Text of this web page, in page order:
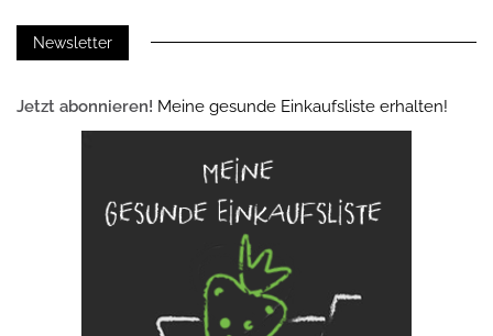
Newsletter
Jetzt abonnieren! Meine gesunde Einkaufsliste erhalten!